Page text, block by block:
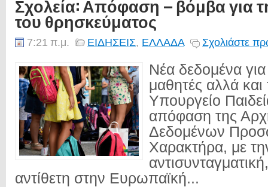
Σχολεία: Απόφαση – βόμβα για
του θρησκεύματος
7:21 π.μ. ΕΙΔΗΣΕΙΣ, ΕΛΛΑΔΑ Σχολιάστε
Νέα δεδομένα για
μαθητές αλλά και
Υπουργείο
απόφαση της
Δεδομένων
Χαρακτήρα, με
αντίθετη στην Ευρωπαϊκή...